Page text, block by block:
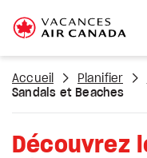
Accueil Planifier
Sandals et Beaches
Découvrez